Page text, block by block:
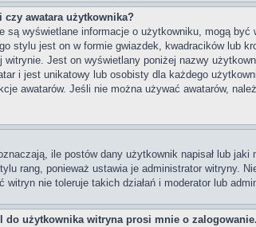
awatara użytkownika?
są wyświetlane informacje o użytkowniku, mogą
stylu jest on w formie gwiazdek, kwadracików lub
Jest on wyświetlany poniżej nazwy
i jest unikatowy lub osobisty dla każdego
awatarów. Jeśli nie można używać awatarów,
ile postów dany użytkownik napisał lub
rang, ponieważ ustawia je administrator witryny.
witryn nie toleruje takich działań i moderator lub
do użytkownika witryna prosi mnie o